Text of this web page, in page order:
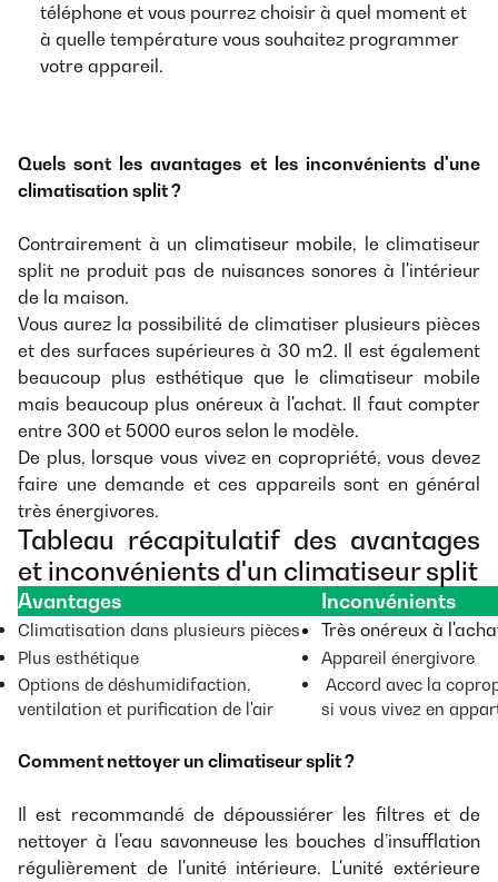
téléphone et vous pourrez choisir à quel moment et
à quelle température vous souhaitez programmer
votre appareil.
Quels sont les avantages et les inconvénients d'une
climatisation split ?
Contrairement à un climatiseur mobile, le climatiseur
split ne produit pas de nuisances sonores à l'intérieur
de la maison.
Vous aurez la possibilité de climatiser plusieurs pièces
et des surfaces supérieures à 30 m2. Il est également
beaucoup plus esthétique que le climatiseur mobile
mais beaucoup plus onéreux à l'achat. Il faut compter
entre 300 et 5000 euros selon le modèle.
De plus, lorsque vous vivez en copropriété, vous devez
faire une demande et ces appareils sont en général
très énergivores.
Tableau récapitulatif des avantages
et inconvénients d'un climatiseur split
Avantages Inconvénients
Climatisation dans plusieurs pièces Très onéreux à
Plus esthétique
Appareil énergivore
Options de déshumidifaction,
ventilation et purification de l'air
Accord avec la
si vous vivez en
Comment nettoyer un climatiseur split ?
Il est recommandé de dépoussiérer les filtres et de
nettoyer à l'eau savonneuse les bouches d’insufflation
régulièrement de l'unité intérieure. L'unité extérieure